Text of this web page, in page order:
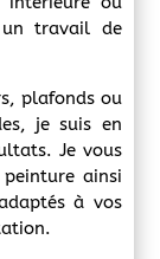
travail de
plafonds ou
je suis en
Je vous
ainsi
à vos